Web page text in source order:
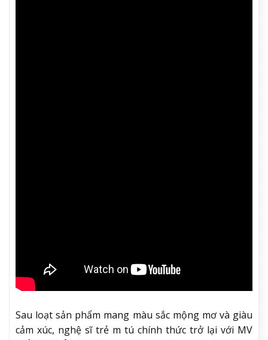
Sau loạt sản phẩm mang màu sắc mộng mơ và giàu
cảm xúc, nghệ sĩ trẻ m tú chính thức trở lại với MV